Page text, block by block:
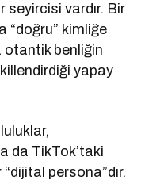
seyircisi vardır. Bir
“doğru” kimliğe
otantik benliğin
yapay
da TikTok’taki
persona”dır.